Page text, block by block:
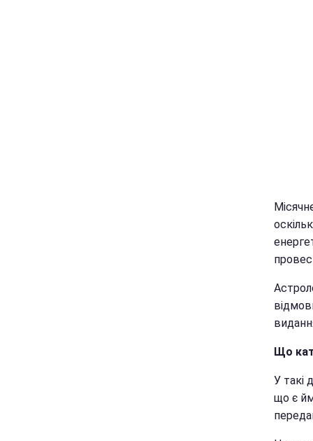
Що
У такі
що є